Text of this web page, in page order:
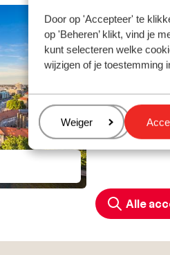
Door op 'Accepteer' te
op 'Beheren’ klikt, vind je
kunt selecteren welke
wijzigen of je toestemming
Beheren
Weiger
Alle